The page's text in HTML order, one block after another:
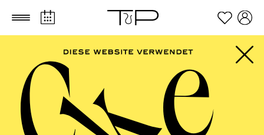
Zum Hauptinhalt springen Zum Footer springen